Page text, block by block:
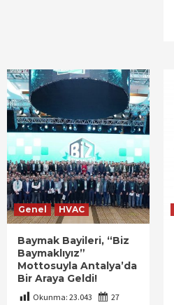
Genel HVAC
Baymak Bayileri, “Biz
Baymaklıyız”
Mottosuyla Antalya’da
Bir Araya Geldi!
Okunma: 23.043
27